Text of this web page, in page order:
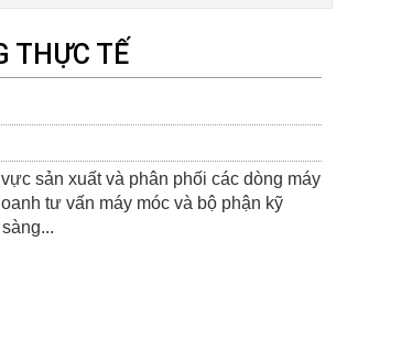
THỰC TẾ
sản xuất và phân phối các dòng máy
tư vấn máy móc và bộ phận kỹ